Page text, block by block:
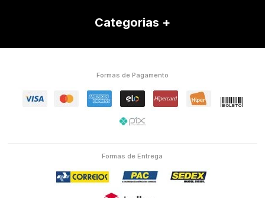
Categorias
Formas de Pagamento
Formas de Entrega